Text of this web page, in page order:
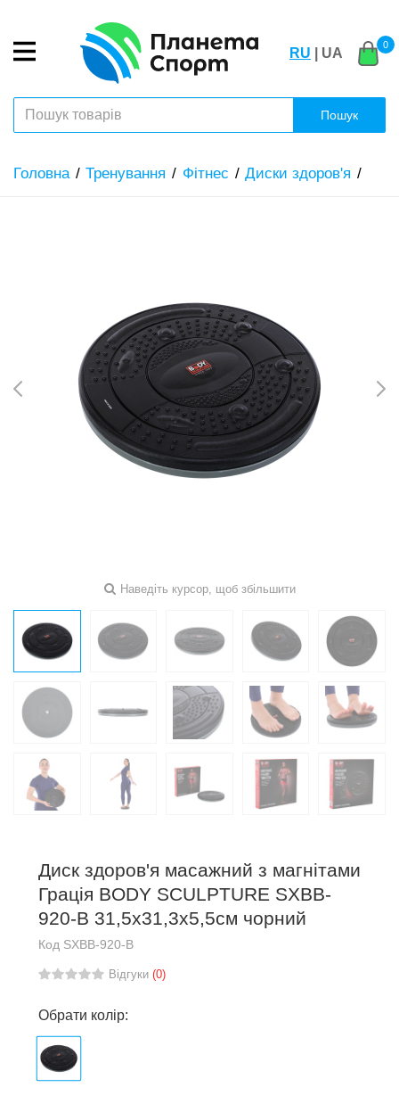
RU | UA
0
Пошук
Головна Тренування Фітнес Диски здоров'я
Наведіть курсор, щоб збільшити
Диск здоров'я масажний з магнітами
Грація BODY SCULPTURE SXBB-
920-B 31,5х31,3х5,5см чорний
Код SXBB-920-B
Відгуки (0)
Обрати колір: